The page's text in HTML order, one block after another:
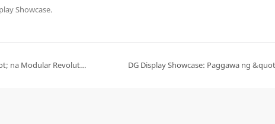
Showcase.
Pagprotekta sa Kinang sa Pinagmulan: Ang &quot;Zero-Waste&quot; na Modular Revolution ng DG sa mga Sustainable na Pagtatanghal ng Alahas